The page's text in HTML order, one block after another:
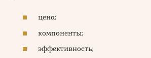
цена;
компоненты;
эффективность;